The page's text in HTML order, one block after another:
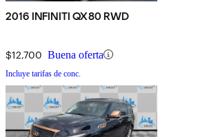
2016 INFINITI QX80 RWD
$12,700 Buena oferta
Incluye tarifas de conc.